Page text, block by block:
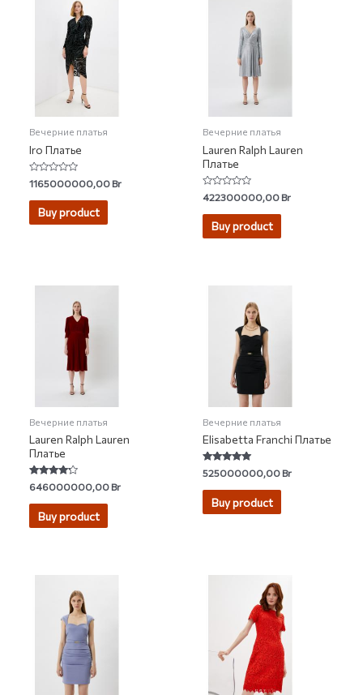
Вечерние платья
Iro Платье
Rated
0
out
1165000000,00Br
Buy product
Вечерние платья
Lauren Ralph Lauren
Платье
Rated
0
out
422300000,00Br
Buy product
Вечерние платья
Lauren Ralph Lauren
Платье
Rated
4.00
out of 5
646000000,00Br
Buy product
Вечерние платья
Elisabetta Franchi Платье
Rated
5.00
out of 5
525000000,00Br
Buy product